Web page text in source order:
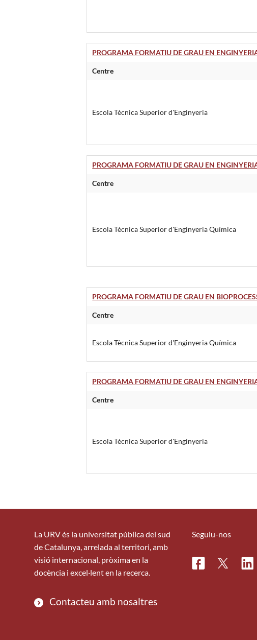
PROGRAMA FORMATIU DE GRAU EN
Centre
Escola Tècnica Superior d'Enginyeria
PROGRAMA FORMATIU DE GRAU EN
Centre
Escola Tècnica Superior d'Enginyeria Química
PROGRAMA FORMATIU DE GRAU EN
Centre
Escola Tècnica Superior d'Enginyeria Química
PROGRAMA FORMATIU DE GRAU EN
Centre
Escola Tècnica Superior d'Enginyeria
La URV és la universitat pública del sud
de Catalunya, arrelada al territori, amb
visió internacional, pròxima en la
docència i excel·lent en la recerca.
Contacteu amb nosaltres
Seguiu-nos
FacebookTwitter